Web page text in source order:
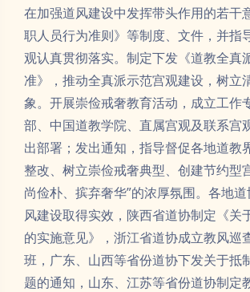
在加强道风建设中发挥带头作用的若干
职人员行为准则》等制度、文件，并指
观认真贯彻落实。制定下发《道教全真
准》，推动全真派示范宫观建设，树立
象。开展崇俭戒奢教育活动，成立工作
部、中国道教学院、直属宫观及联系宫
出部署；发出通知，指导督促各地道教
整改、树立崇俭戒奢典型、创建节约型
尚俭朴、摈弃奢华”的浓厚氛围。各地
风建设取得实效，陕西省道协制定《关
的实施意见》，浙江省道协成立教风巡
班，广东、山西等省份道协下发关于抵
题的通知，山东、江苏等省份道协制定